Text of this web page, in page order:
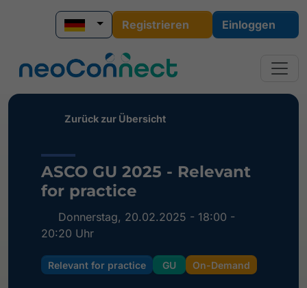
Registrieren Einloggen
Zurück zur Übersicht
ASCO GU 2025 - Relevant
for practice
Donnerstag, 20.02.2025 - 18:00 -
20:20 Uhr
Relevant for practice GU On-Demand